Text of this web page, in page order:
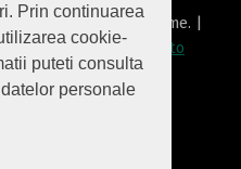
Prin continuarea
cookie-
puteti consulta
personale
Modern WordPresstheme. |
personal |
Back to